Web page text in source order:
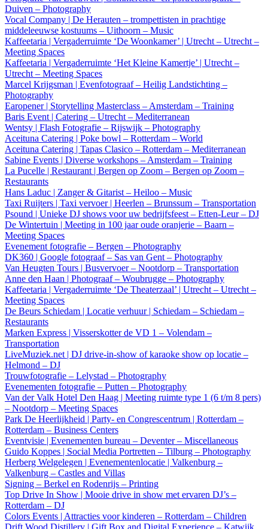
Duiven – Photography
Vocal Company | De Herauten – trompettisten in prachtige
middeleeuwse kostuums – Uithoorn – Music
Kaffeetaria | Vergaderruimte ‘De Woonkamer’ | Utrecht – Utrecht –
Meeting Spaces
Kaffeetaria | Vergaderruimte ‘Het Kleine Kamertje’ | Utrecht –
Utrecht – Meeting Spaces
Marcel Krijgsman | Evenfotograaf – Heilig Landstichting –
Photography
Earopener | Storytelling Masterclass – Amsterdam – Training
Baris Event | Catering – Utrecht – Mediterranean
Wentsy | Flash Fotografie – Rijswijk – Photography
Aceituna Catering | Poke bowl – Rotterdam – World
Aceituna Catering | Tapas Clasico – Rotterdam – Mediterranean
Sabine Events | Diverse workshops – Amsterdam – Training
La Pucelle | Restaurant | Bergen op Zoom – Bergen op Zoom –
Restaurants
Hans Laduc | Zanger & Gitarist – Heiloo – Music
Taxi Ruijters | Taxi vervoer | Heerlen – Brunssum – Transportation
Psound | Unieke DJ shows voor uw bedrijfsfeest – Etten-Leur – DJ
De Wintertuin | Meeting in 100 jaar oude oranjerie – Baarn –
Meeting Spaces
Evenement fotografie – Bergen – Photography
DK360 | Google fotograaf – Sas van Gent – Photography
Van Heugten Tours | Busvervoer – Nootdorp – Transportation
Anne den Haan | Photograaf – Woubrugge – Photography
Kaffeetaria | Vergaderruimte ‘De Theaterzaal’ | Utrecht – Utrecht –
Meeting Spaces
De Beurs Schiedam | Locatie verhuur | Schiedam – Schiedam –
Restaurants
Marken Express | Visserskotter de VD 1 – Volendam –
Transportation
LiveMuziek.net | DJ drive-in-show of karaoke show op locatie –
Helmond – DJ
Trouwfotografie – Lelystad – Photography
Evenementen fotografie – Putten – Photography
Van der Valk Hotel Den Haag | Meeting ruimte type 1 (6 t/m 8 pers)
– Nootdorp – Meeting Spaces
Park De Heerlijkheid | Party- en Congrescentrum | Rotterdam –
Rotterdam – Business Centers
Eventvisie | Evenementen bureau – Deventer – Miscellaneous
Guido Koppes | Social Media Portretten – Tilburg – Photography
Herberg Welgelegen | Evenementenlocatie | Valkenburg –
Valkenburg – Castles and Villas
Signing – Berkel en Rodenrijs – Printing
Top Drive In Show | Mooie drive in show met ervaren DJ’s –
Rotterdam – DJ
Colors Events | Attracties voor kinderen – Rotterdam – Children